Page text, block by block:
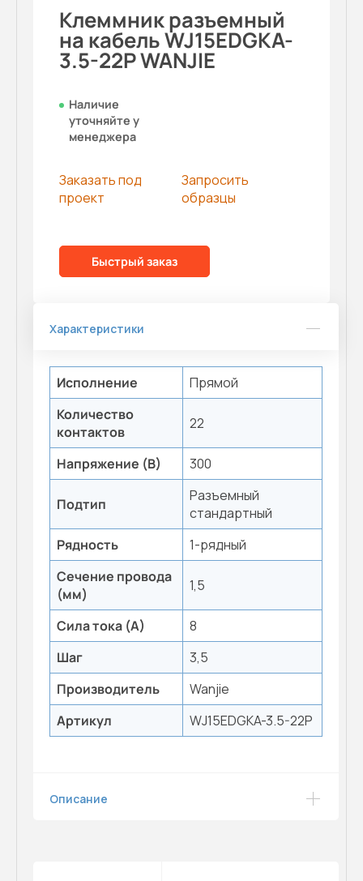
Клеммник разъемный
на кабель WJ15EDGKA-
3.5-22P WANJIE
Наличие
уточняйте у
менеджера
Заказать под
проект
Запросить
образцы
Быстрый заказ
Характеристики
Исполнение
Прямой
Количество
контактов
22
Напряжение (В) 300
Подтип
Разъемный
стандартный
Рядность
1-рядный
Сечение провода
(мм)
1,5
Сила тока (А)
8
Шаг
3,5
Производитель
Wanjie
Артикул
WJ15EDGKA-3.5-22P
Описание